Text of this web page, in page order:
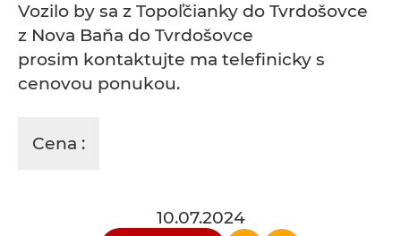
Vozilo by sa z Topoľčianky do Tvrdošovce
z Nova Baňa do Tvrdošovce
prosim kontaktujte ma telefinicky s
cenovou ponukou.
Cena :
10.07.2024